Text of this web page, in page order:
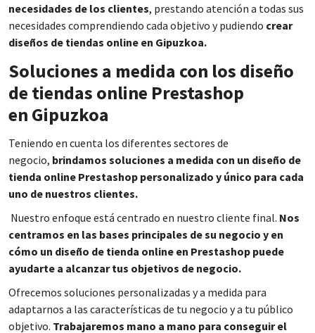
necesidades de los clientes, prestando atención a todas sus
necesidades comprendiendo cada objetivo y pudiendo crear
diseños de tiendas online en Gipuzkoa.
Soluciones a medida con los diseño
de tiendas online Prestashop
en Gipuzkoa
Teniendo en cuenta los diferentes sectores de
negocio, brindamos soluciones a medida con un diseño de
tienda online Prestashop personalizado y único para cada
uno de nuestros clientes.
Nuestro enfoque está centrado en nuestro cliente final. Nos
centramos en las bases principales de su negocio y en
cómo un diseño de tienda online en Prestashop puede
ayudarte a alcanzar tus objetivos de negocio.
Ofrecemos soluciones personalizadas y a medida para
adaptarnos a las características de tu negocio y a tu público
objetivo. Trabajaremos mano a mano para conseguir el